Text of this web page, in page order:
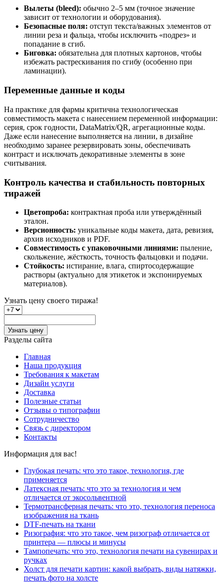
Вылеты (bleed): обычно 2–5 мм (точное значение
зависит от технологии и оборудования).
Безопасные поля: отступ текста/важных элементов от
линии реза и фальца, чтобы исключить «подрез» и
попадание в сгиб.
Биговка: обязательна для плотных картонов, чтобы
избежать растрескивания по сгибу (особенно при
ламинации).
Переменные данные и коды
На практике для фармы критична технологическая
совместимость макета с нанесением переменной информации:
серия, срок годности, DataMatrix/QR, агрегационные коды.
Даже если нанесение выполняется на линии, в дизайне
необходимо заранее резервировать зоны, обеспечивать
контраст и исключать декоративные элементы в зоне
считывания.
Контроль качества и стабильность повторных
тиражей
Цветопроба: контрактная проба или утверждённый
эталон.
Версионность: уникальные коды макета, дата, ревизия,
архив исходников и PDF.
Совместимость с упаковочными линиями: пыление,
скольжение, жёсткость, точность фальцовки и подачи.
Стойкость: истирание, влага, спиртосодержащие
растворы (актуально для этикеток и экспонируемых
материалов).
Узнать цену своего тиража!
Узнать цену
Разделы сайта
Главная
Наша продукция
Требования к макетам
Дизайн услуги
Доставка
Полезные статьи
Отзывы о типографии
Сотрудничество
Связь с директором
Контакты
Информация для вас!
Глубокая печать: что это такое, технология, где
применяется
Латексная печать: что это за технология и чем
отличается от экосольвентной
Термотрансферная печать: что это, технология переноса
изображения на ткань
DTF-печать на ткани
Ризография: что это такое, чем ризограф отличается от
принтера — плюсы и минусы
Тампопечать: что это, технология печати на сувенирах и
ручках
Холст для печати картин: какой выбрать, виды натяжки,
печать фото на холсте